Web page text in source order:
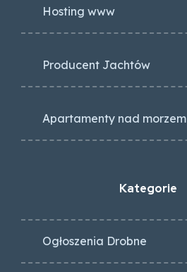
Hosting www
Producent Jachtów
Apartamenty nad morzem
Kategorie
Ogłoszenia Drobne